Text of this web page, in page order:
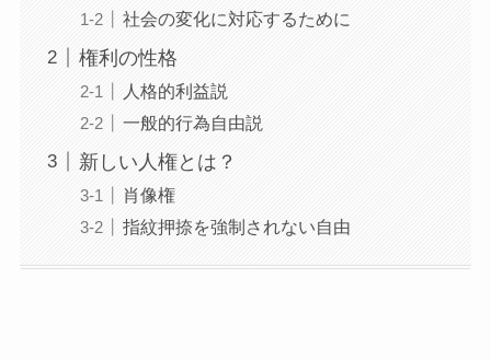
社会の変化に対応するために
権利の性格
人格的利益説
一般的行為自由説
新しい人権とは？
肖像権
指紋押捺を強制されない自由